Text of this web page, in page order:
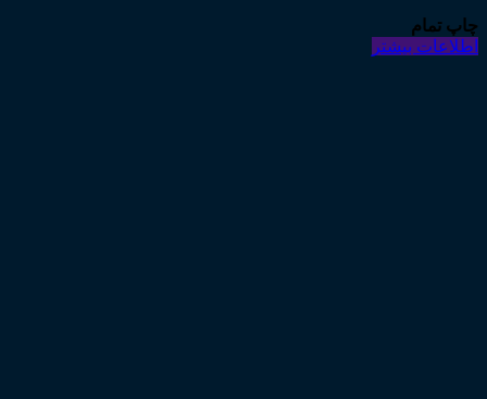
چاپ تمام
اطلاعات بیشتر